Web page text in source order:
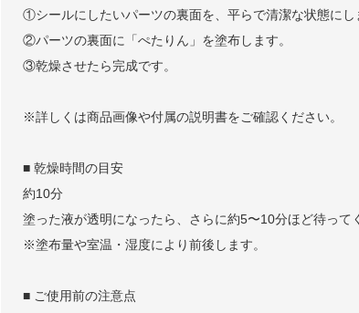
①シールにしたいパーツの裏面を、平らで清潔な状態にし
②パーツの裏面に「ぺたりん」を塗布します。
③乾燥させたら完成です。
※詳しくは商品画像や付属の説明書をご確認ください。
■ 乾燥時間の目安
約10分
塗った液が透明になったら、さらに約5〜10分ほど待って
※塗布量や室温・湿度により前後します。
■ ご使用前の注意点